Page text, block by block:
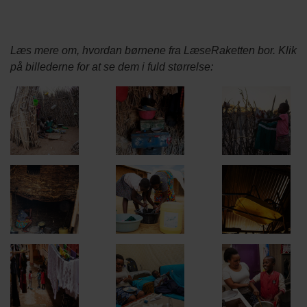
Colorbox
gallery
Læs mere om, hvordan børnene fra LæseRaketten bor. Klik
på billederne for at se dem i fuld størrelse:
Slideshow
images